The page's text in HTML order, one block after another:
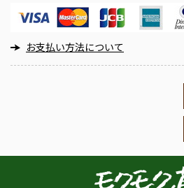
お支払い方法について